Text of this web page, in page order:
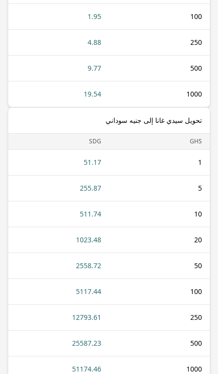
100
1.95
250
4.88
500
9.77
1000
19.54
تحويل سيدي غانا إلى جنيه سوداني
GHS
SDG
1
51.17
5
255.87
10
511.74
20
1023.48
50
2558.72
100
5117.44
250
12793.61
500
25587.23
1000
51174.46